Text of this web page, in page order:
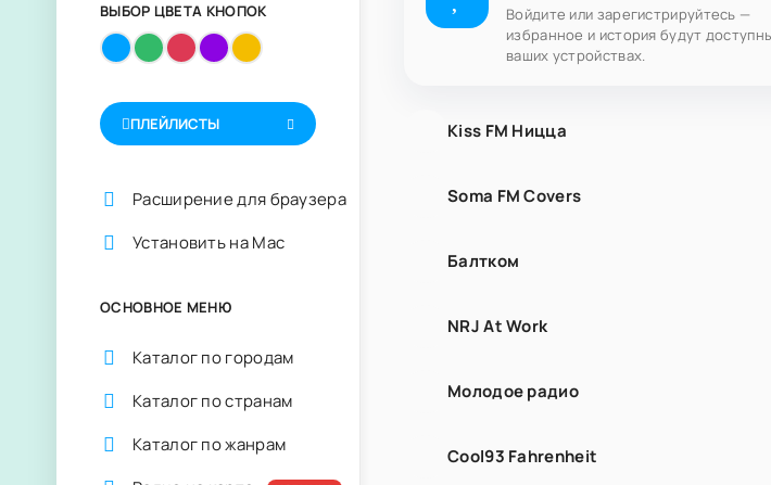
Войдите или зарегистрируйтесь —
избранное и история будут
ваших устройствах.
Kiss FM Ницца
Soma FM Covers
Балтком
NRJ At Work
Молодое радио
Cool93 Fahrenheit
ВЫБОР ЦВЕТА КНОПОК
ПЛЕЙЛИСТЫ
Расширение для браузера
Установить на Mac
ОСНОВНОЕ МЕНЮ
Каталог по городам
Каталог по странам
Каталог по жанрам